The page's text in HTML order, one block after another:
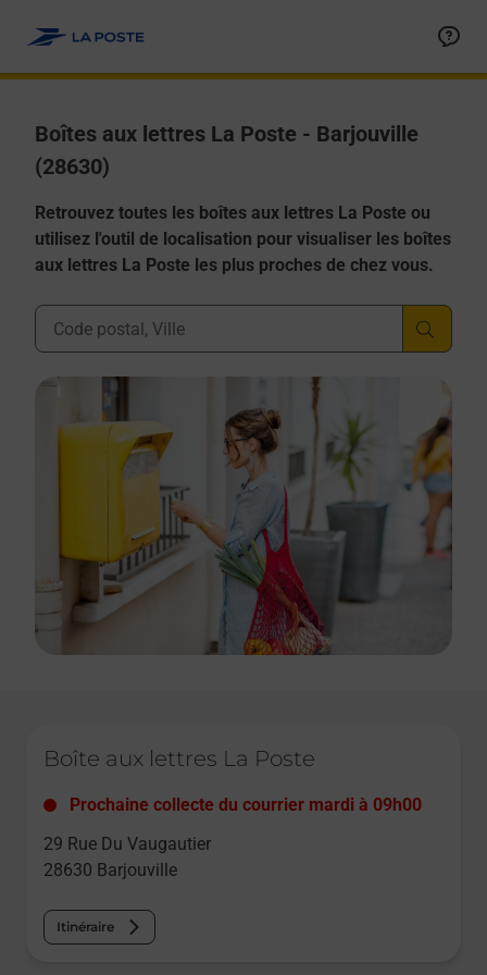
Boîtes aux lettres La Poste - Barjouville
(28630)
Retrouvez toutes les boîtes aux lettres La Poste ou
utilisez l'outil de localisation pour visualiser les boîtes
aux lettres La Poste les plus proches de chez vous.
Ville, Département, Code Postal
Boîte aux lettres La Poste
Prochaine collecte du courrier mardi à 09h00
29 Rue Du Vaugautier
28630 Barjouville
Itinéraire